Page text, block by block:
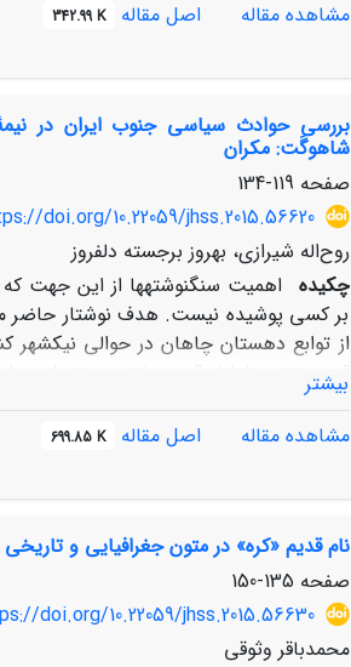
زمین بوده است. همچنین این پژوهش از
مشاهده مقاله
اصل مقاله 342.99 K
بررسی حوادث سیاسی جنوب ایران در
شاهوگَت: مکران
صفحه 119-134
doi.org/10.22059/jhss.2015.56620
روح‌اله شیرازی، بهروز برجسته دلفروز
چکیده اهمیت سنگ­نوشته­ها از این جهت که
بر کسی پوشیده نیست. هدف نوشتار حاضر
از توابع دهستان چاهان در حوالی نیک­شهر
قرن هفتم و اوایل قرن هشتم هـ.ق. از
می­توان با حوادثی که در منابع تاریخی
فرمانروایان مناطق و جزایر جنوب از قبیل
بیشتر
مشاهده مقاله
اصل مقاله 699.85 K
نام قدیم «کره» در متون جغرافیایی و
صفحه 135-150
doi.org/10.22059/jhss.2015.56630
محمدباقر وثوقی